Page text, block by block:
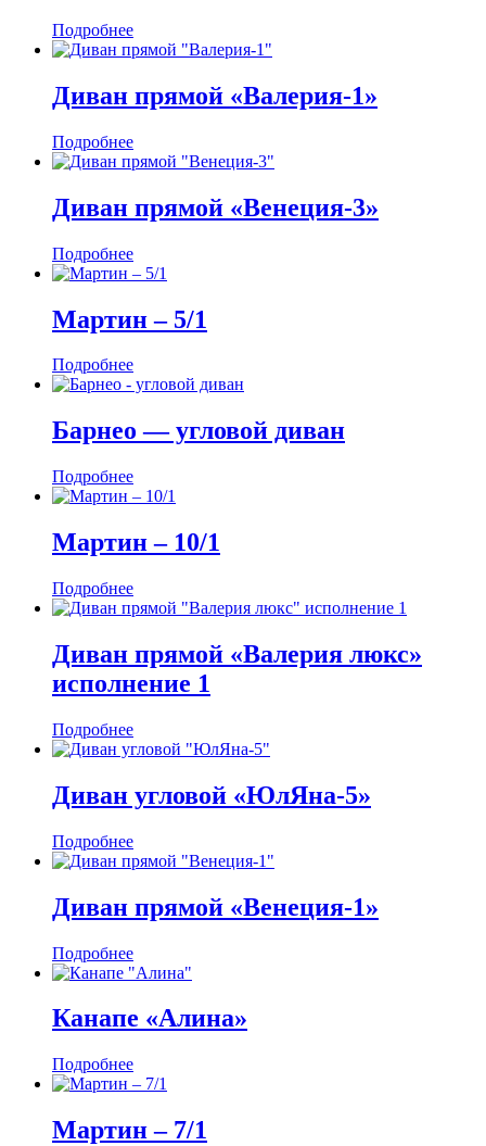
Подробнее
Диван прямой «Валерия-1»
Подробнее
Диван прямой «Венеция-3»
Подробнее
Мартин ‒ 5/1
Подробнее
Барнео — угловой диван
Подробнее
Мартин ‒ 10/1
Подробнее
Диван прямой «Валерия люкс»
исполнение 1
Подробнее
Диван угловой «ЮлЯна-5»
Подробнее
Диван прямой «Венеция-1»
Подробнее
Канапе «Алина»
Подробнее
Мартин ‒ 7/1